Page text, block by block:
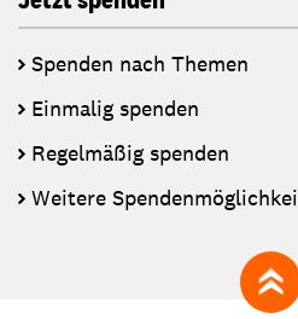
Spenden nach Themen
Einmalig spenden
Regelmäßig spenden
Weitere